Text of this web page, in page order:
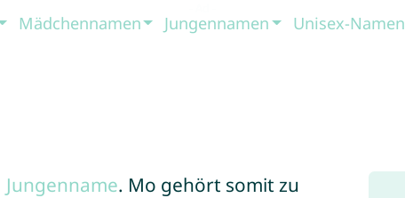
Mädchennamen Jungennamen Unisex-Namen
Jungenname. Mo gehört somit zu